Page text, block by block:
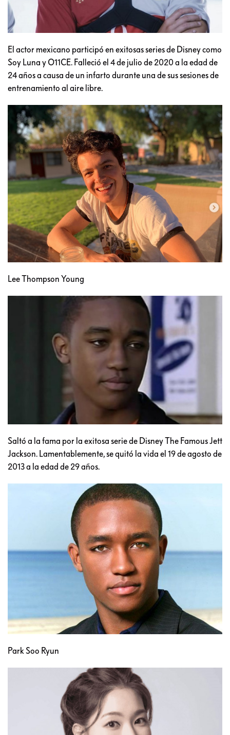
El actor mexicano participó en exitosas series de Disney como
Soy Luna y O11CE. Falleció el 4 de julio de 2020 a la edad de
24 años a causa de un infarto durante una de sus sesiones de
entrenamiento al aire libre.
Lee Thompson Young
Saltó a la fama por la exitosa serie de Disney The Famous Jett
Jackson. Lamentablemente, se quitó la vida el 19 de agosto de
2013 a la edad de 29 años.
Park Soo Ryun